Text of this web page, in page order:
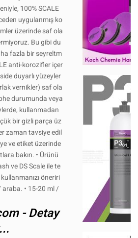
100% SCALE
uygulanmış ko
üzerinde saf ola
Bu gibi du
fazla bir seyreltm
anti-korozifler içer
duyarlı yüzeyler
vernikler) saf ola
durumunda veya
kullanmadan
bir gizli parça üz
zaman tavsiye edil
ve etiket üzerinde
bakın. • Ürünü
ve DS Scale ile te
öneriri
araba. • 15-20 ml /
- Detay